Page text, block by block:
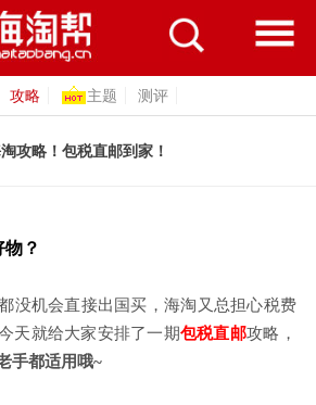
攻略 主题 测评
攻略！包税直邮到家！
？
没机会直接出国买，海淘又总担心税费
天就给大家安排了一期包税直邮攻略，
手都适用哦~